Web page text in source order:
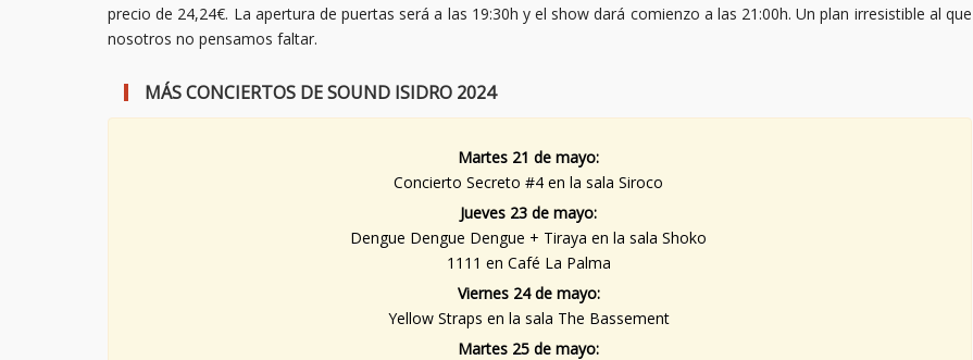
precio de 24,24€. La apertura de puertas será a las 19:30h y el show dará comienzo a las 21:00h. Un plan irresistible al que
nosotros no pensamos faltar.
MÁS CONCIERTOS DE SOUND ISIDRO 2024
Martes 21 de mayo:
Concierto Secreto #4 en la sala Siroco
Jueves 23 de mayo:
Dengue Dengue Dengue + Tiraya en la sala Shoko
1111 en Café La Palma
Viernes 24 de mayo:
Yellow Straps en la sala The Bassement
Martes 25 de mayo: